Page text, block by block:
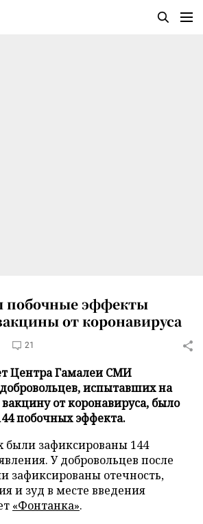
побочные эффекты
от коронавируса
21
Центра Гамалеи СМИ
испытавших на
от коронавируса, было
побочных эффекта.
были зафиксированы 144
У добровольцев после
зафиксированы отечность,
и зуд в месте введения
«Фонтанка».